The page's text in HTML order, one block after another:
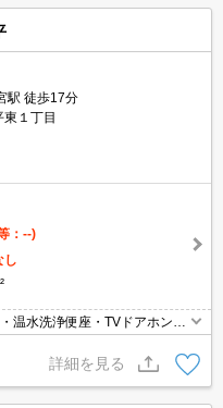
駅 徒歩17分
１丁目
：--)
し
温水洗浄便座・TVドアホン・
♪
詳細を見る